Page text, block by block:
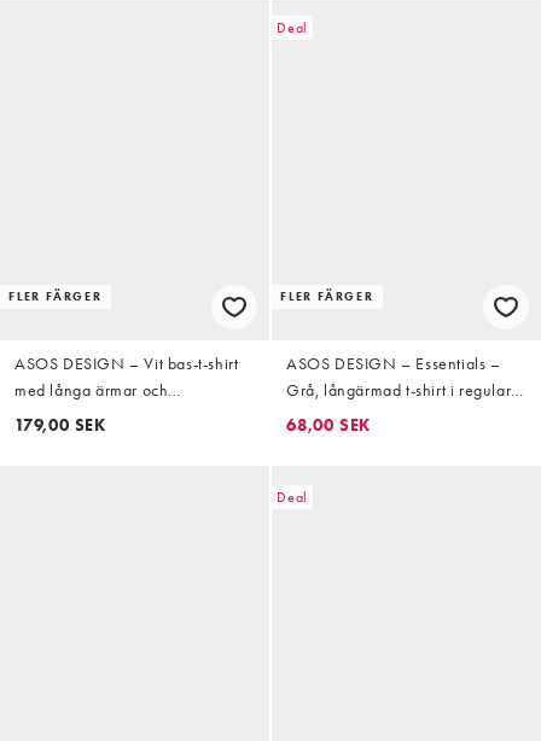
FLER FÄRGER
ASOS DESIGN – Vit bas-t-shirt
med långa ärmar och
avslappnad passform
179,00 SEK
Deal
FLER FÄRGER
ASOS DESIGN – Essentials –
Grå, långärmad t-shirt i regular
fit med långa ärmar
68,00 SEK
Deal